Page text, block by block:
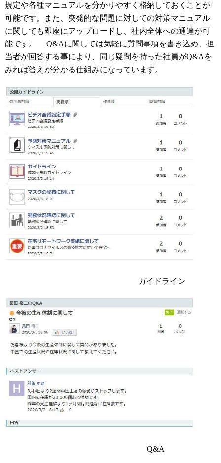
規定や各種マニュアルを分かりやすく格納しておくことが
可能です。また、突発的な問題に対しての対策マニュアル
に関しても即座にアップロードし、社内全体への通達が可
能です。 Q&Aに関しては気軽に質問事項を書き込め、担
当者が回答する事により、同じ疑問を持った社員がQ&Aを
みれば答えが分かる仕組みになっています。
ガイドライン
Q&A